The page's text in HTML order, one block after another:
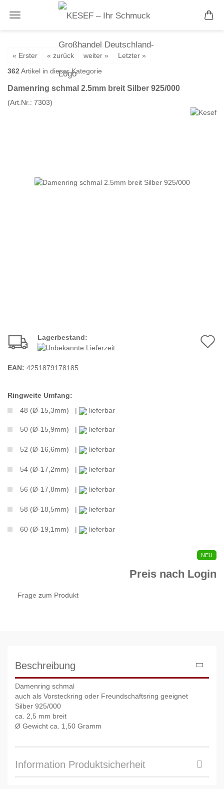
« Erster « zurück weiter »
Letzter »
362 Artikel in dieser Kategorie
Damenring schmal 2.5mm breit Silber 925/000
(Art.Nr.: 7303)
Lagerbestand:
EAN: 4251879178185
Ringweite Umfang:
48 (Ø-15,3mm) |
lieferbar
50 (Ø-15,9mm) | lieferbar
52 (Ø-16,6mm) | lieferbar
54 (Ø-17,2mm) | lieferbar
56 (Ø-17,8mm) | lieferbar
58 (Ø-18,5mm) | lieferbar
60 (Ø-19,1mm) | lieferbar
NEU
Preis nach Login
Frage zum Produkt
Beschreibung
Damenring schmal
auch als Vorsteckring oder Freundschaftsring geeignet
Silber 925/000
ca. 2,5 mm breit
Ø Gewicht ca. 1,50 Gramm
Information Produktsicherheit